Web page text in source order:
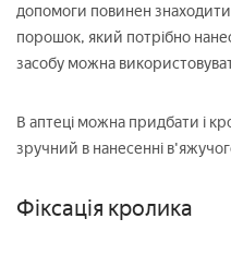
допомоги повинен
порошок, який потрібно
засобу можна
В аптеці можна придбати і
зручний в нанесенні
Фіксація кролика